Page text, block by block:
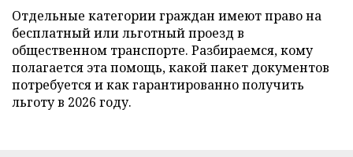
Отдельные категории граждан имеют право на
бесплатный или льготный проезд в
общественном транспорте. Разбираемся, кому
полагается эта помощь, какой пакет документов
потребуется и как гарантированно получить
льготу в 2026 году.